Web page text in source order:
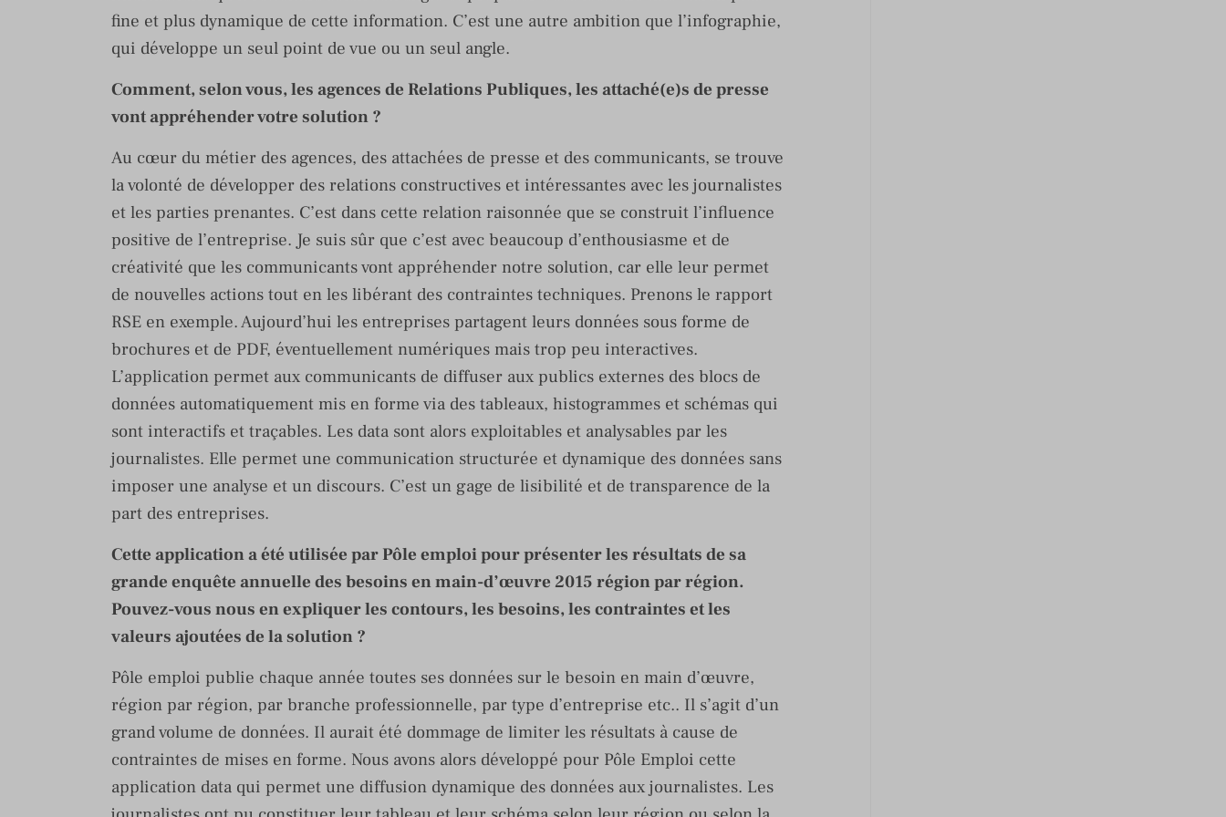
fine et plus dynamique de cette information. C’est une autre ambition que l’infographie,
qui développe un seul point de vue ou un seul angle.
Comment, selon vous, les agences de Relations Publiques, les attaché(e)s de presse
vont appréhender votre solution ?
Au cœur du métier des agences, des attachées de presse et des communicants, se trouve
la volonté de développer des relations constructives et intéressantes avec les journalistes
et les parties prenantes. C’est dans cette relation raisonnée que se construit l’influence
positive de l’entreprise. Je suis sûr que c’est avec beaucoup d’enthousiasme et de
créativité que les communicants vont appréhender notre solution, car elle leur permet
de nouvelles actions tout en les libérant des contraintes techniques. Prenons le rapport
RSE en exemple. Aujourd’hui les entreprises partagent leurs données sous forme de
brochures et de PDF, éventuellement numériques mais trop peu interactives.
L’application permet aux communicants de diffuser aux publics externes des blocs de
données automatiquement mis en forme via des tableaux, histogrammes et schémas qui
sont interactifs et traçables. Les data sont alors exploitables et analysables par les
journalistes. Elle permet une communication structurée et dynamique des données sans
imposer une analyse et un discours. C’est un gage de lisibilité et de transparence de la
part des entreprises.
Cette application a été utilisée par Pôle emploi pour présenter les résultats de sa
grande enquête annuelle des besoins en main-d’œuvre 2015 région par région.
Pouvez-vous nous en expliquer les contours, les besoins, les contraintes et les
valeurs ajoutées de la solution ?
Pôle emploi publie chaque année toutes ses données sur le besoin en main d’œuvre,
région par région, par branche professionnelle, par type d’entreprise etc.. Il s’agit d’un
grand volume de données. Il aurait été dommage de limiter les résultats à cause de
contraintes de mises en forme. Nous avons alors développé pour Pôle Emploi cette
application data qui permet une diffusion dynamique des données aux journalistes. Les